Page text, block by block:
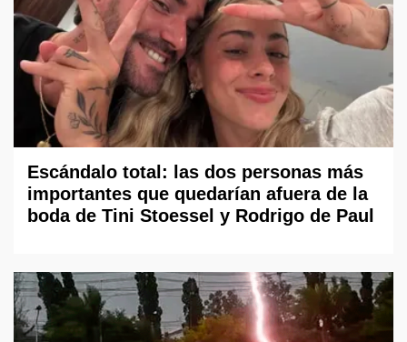
Escándalo total: las dos personas más
importantes que quedarían afuera de la
boda de Tini Stoessel y Rodrigo de Paul